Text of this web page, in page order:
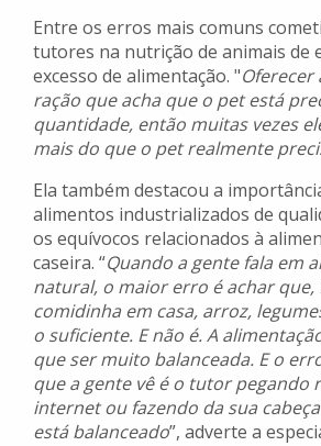
Entre os erros mais comuns
tutores na nutrição de animais de
excesso de alimentação. "Oferecer
ração que acha que o pet está
quantidade, então muitas vezes
mais do que o pet realmente
Ela também destacou a
alimentos industrializados de
os equívocos relacionados à
caseira. “Quando a gente fala em
natural, o maior erro é achar que,
comidinha em casa, arroz,
o suficiente. E não é. A
que ser muito balanceada. E o
que a gente vê é o tutor pegando
internet ou fazendo da sua
está balanceado”, adverte a